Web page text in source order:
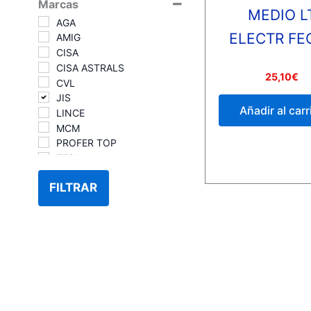
Marcas
AGA
AMIG
CISA
CISA ASTRALS
CVL
JIS
LINCE
MCM
PROFER TOP
TESA
TESA T5
TESA TE5
FILTRAR
MEDIO
ELECTR
0
25,10€
Añadir al